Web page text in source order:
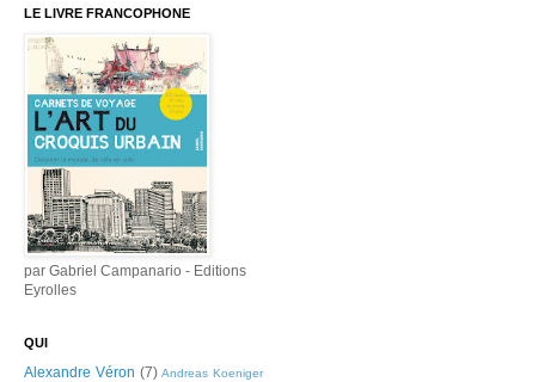
LE LIVRE FRANCOPHONE
par Gabriel Campanario - Editions
Eyrolles
QUI
Alexandre Véron (7) Andreas Koeniger